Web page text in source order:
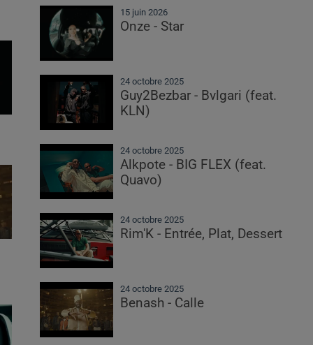
15 juin 2026
Onze - Star
24 octobre 2025
Guy2Bezbar - Bvlgari (feat.
KLN)
24 octobre 2025
Alkpote - BIG FLEX (feat.
Quavo)
24 octobre 2025
Rim'K - Entrée, Plat, Dessert
24 octobre 2025
Benash - Calle